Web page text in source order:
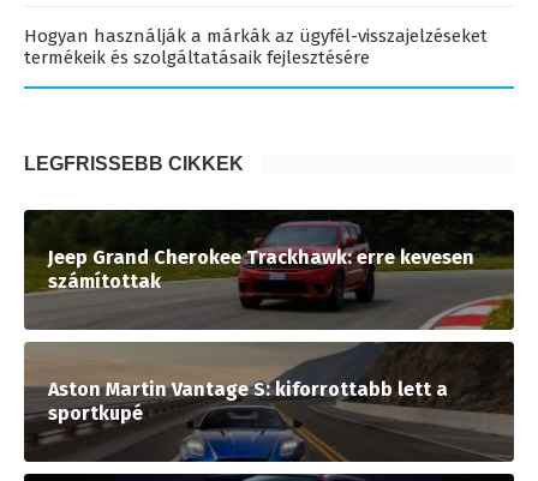
Hogyan használják a márkák az ügyfél-visszajelzéseket
termékeik és szolgáltatásaik fejlesztésére
LEGFRISSEBB CIKKEK
Jeep Grand Cherokee Trackhawk: erre kevesen
számítottak
Aston Martin Vantage S: kiforrottabb lett a
sportkupé